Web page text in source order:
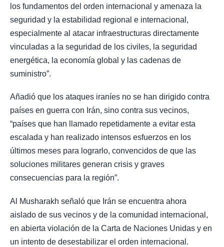
los fundamentos del orden internacional y amenaza la
seguridad y la estabilidad regional e internacional,
especialmente al atacar infraestructuras directamente
vinculadas a la seguridad de los civiles, la seguridad
energética, la economía global y las cadenas de
suministro”.
Añadió que los ataques iraníes no se han dirigido contra
países en guerra con Irán, sino contra sus vecinos,
“países que han llamado repetidamente a evitar esta
escalada y han realizado intensos esfuerzos en los
últimos meses para lograrlo, convencidos de que las
soluciones militares generan crisis y graves
consecuencias para la región”.
Al Musharakh señaló que Irán se encuentra ahora
aislado de sus vecinos y de la comunidad internacional,
en abierta violación de la Carta de Naciones Unidas y en
un intento de desestabilizar el orden internacional.